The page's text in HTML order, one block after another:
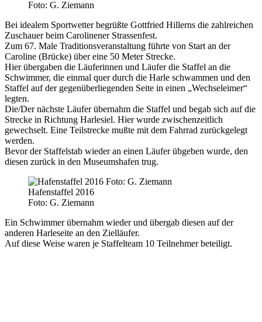
Foto: G. Ziemann
Bei idealem Sportwetter begrüßte Gottfried Hillerns die zahlreichen
Zuschauer beim Carolinener Strassenfest.
Zum 67. Male Traditionsveranstaltung führte von Start an der
Caroline (Brücke) über eine 50 Meter Strecke.
Hier übergaben die Läuferinnen und Läufer die Staffel an die
Schwimmer, die einmal quer durch die Harle schwammen und den
Staffel auf der gegenüberliegenden Seite in einen „Wechseleimer“
legten.
Die/Der nächste Läufer übernahm die Staffel und begab sich auf die
Strecke in Richtung Harlesiel. Hier wurde zwischenzeitlich
gewechselt. Eine Teilstrecke mußte mit dem Fahrrad zurückgelegt
werden.
Bevor der Staffelstab wieder an einen Läufer übgeben wurde, den
diesen zurück in den Museumshafen trug.
Hafenstaffel 2016
Foto: G. Ziemann
Ein Schwimmer übernahm wieder und übergab diesen auf der
anderen Harleseite an den Zielläufer.
Auf diese Weise waren je Staffelteam 10 Teilnehmer beteiligt.